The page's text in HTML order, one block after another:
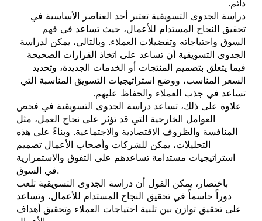
دائم.
دراسة الجدوى التسويقية تعتبر أحد العناصر الأساسية في
تحقيق النجاح المستدام للأعمال، حيث تساعد في فهم
السوق واحتياجاته وتفضيلات العملاء. وبالتالي، يمكن لدراسة
الجدوى التسويقية أن تساعد على اتخاذ القرارات الصحيحة
فيما يتعلق بتصميم المنتجات أو الخدمات الجديدة، وتحديد
السعر المناسب، ووضع استراتيجيات التسويق المناسبة التي
تساعد في جذب العملاء والحفاظ عليهم.
علاوة على ذلك، تساعد دراسة الجدوى التسويقية في فحص
العوامل الخارجية التي قد تؤثر على نجاح العمل، مثل
المنافسة والظروف الاقتصادية والاجتماعية. وبناءً على هذه
التحليلات، يمكن للشركات وأصحاب الأعمال تصميم
استراتيجيات مستدامة تساعدهم على التفوق والاستمرارية
في السوق.
باختصار، يمكن القول أن دراسة الجدوى التسويقية تلعب
دوراً حاسماً في تحقيق النجاح المستدام للأعمال، وتساعد
على تحقيق توازن بين تلبية احتياجات العملاء وتحقيق أهداف